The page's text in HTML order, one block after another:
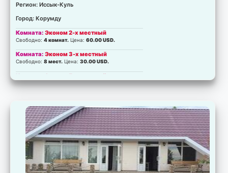
Регион: Иссык-Куль
Город: Корумду
Комната:Эконом 2-х местный
Свободно:4 комнат. Цена:60.00 USD.
Комната:Эконом 3-х местный
Свободно:8 мест. Цена:30.00 USD.
Комната: Эконом 5-х местный
Комната:Полулюкс 3-х местный
Свободно:4 мест.Цена:40.00 USD.
Комната:Полулюкс 2-х местный
Свободно: 40 мест. Цена:40.00 USD.
Комната:Люкс 4-х местный
Свободно:14 мест.Цена:45.00 USD.